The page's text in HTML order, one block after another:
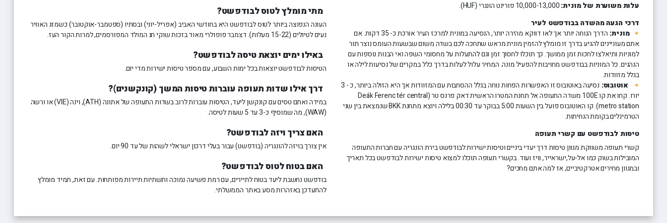
עלות משוערת של מונית:
דרכי הגעה מהשדה בבודפשט לעיר
מונית:
הדרך הנוחה יותר אך לאו דווקא מהירה יותר, הנסיעה במונית למרכז העיר אורכת כ- 35 דקות. אם
אתם מעוניינים להגיע בדרך זו מומלץ להזמין מונית מראש שתחכה לכם בשדה משום שבשעות העומס נוצר תור
למוניות ותיאלצו לחכות זמן ממושך. כך תוכלו לחסוך זמן וגם להתעלות על מחסומי השפה ואי הבנות נוספות עם
הנהגים. כל המוניות בבודפשט מחויבות להפעיל מונה. המחיר עלול לעלות בדרך כלל במקרים של נסיעות לילה או
בגלל מזוודות.
אוטובוס:
נסיעה באוטובוס זו האפשרות הפחות נוחה בגלל ההסחבות עם המזוודות אך היא הזולה ביותר, כ - 3
יורו. קחו את קו 100E משדה התעופה אל תחנת המטרו הראשית דאק פרנס טר (
Deák Ferenc tér central
metro station
). קו האוטובוס פועל בין השעות 5:00 בבוקר עד 00:30 בלילה ויוצא מתחנת BKK שנמצאת בין שני
הטרמינלים בקומת הנחיתות.
טיסות לבודפשט עם קשרי תעופה
קשרי תעופה משווקת מגוון טיסות דרך יעדי ביניים וטיסות ישירות לבודפשט בירת הונגריה עם חברות התעופה
המובילות בשוק כמו אל-על,ישראייר, וויז ועוד. בקשרי תעופה תוכלו למצוא טיסות ישירות לבודפשט בכל תאריך
ובמגוון מחירים אטרקטיביים, אז למה אתם מחכים?
מתי מומלץ לטוס לבודפשט?
העונה הנפוצה ביותר לטוס לבודפשט היא בחודשי האביב (אפריל-יוני) ובסתיו (ספטמבר-אוקטובר) כשמזג האוויר
נעים לטיולים (15-22 מעלות). דצמבר פופולרי מאוד בזכות שוקי חג המולד המפורסמים, למרות הקור העז.
באילו ימים יוצאת טיסה לבודפשט?
הטיסות לבודפשט יוצאות בכל ימות השבוע, עם מספר טיסות ישירות מדי יום.
דרך אילו שדות תעופה עוברות טיסות המשך (קונקשנים)?
במידה ואתם טסים עם קונקשן ליעד, הטיסות עוברות לרוב בשדות התעופה של אתונה (ATH), וינה (VIE) או ורשה
(WAW), מה שמוסיף כ-3 עד 5 שעות לטיסה.
האם צריך ויזה לבודפשט?
אין צורך בויזה להונגריה (בודפשט) עבור בעלי דרכון ישראלי לשהות של עד 90 יום.
האם בטוח לטוס לבודפשט?
בודפשט נחשבת ליעד בטוח לתיירים, עם רמת פשיעה נמוכה ותשתיות תיירות מפותחות. עם זאת, תמיד מומלץ
להתעדכן באזהרות מסע באתר הממשלתי.